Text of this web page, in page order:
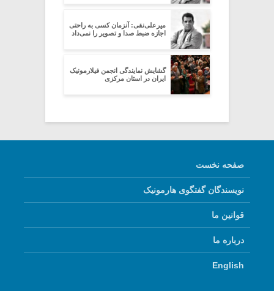
میرعلی‌نقی: آنزمان کسی به راحتی
اجازه ضبط صدا و تصویر را نمی‌داد
گشایش نمایندگی انجمن فیلارمونیک
ایران در استان مرکزی
صفحه نخست
نویسندگان گفتگوی هارمونیک
قوانین ما
درباره ما
English